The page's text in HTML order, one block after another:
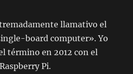
llamativo el
board computer». Yo
término en 2012 con el
Pi.